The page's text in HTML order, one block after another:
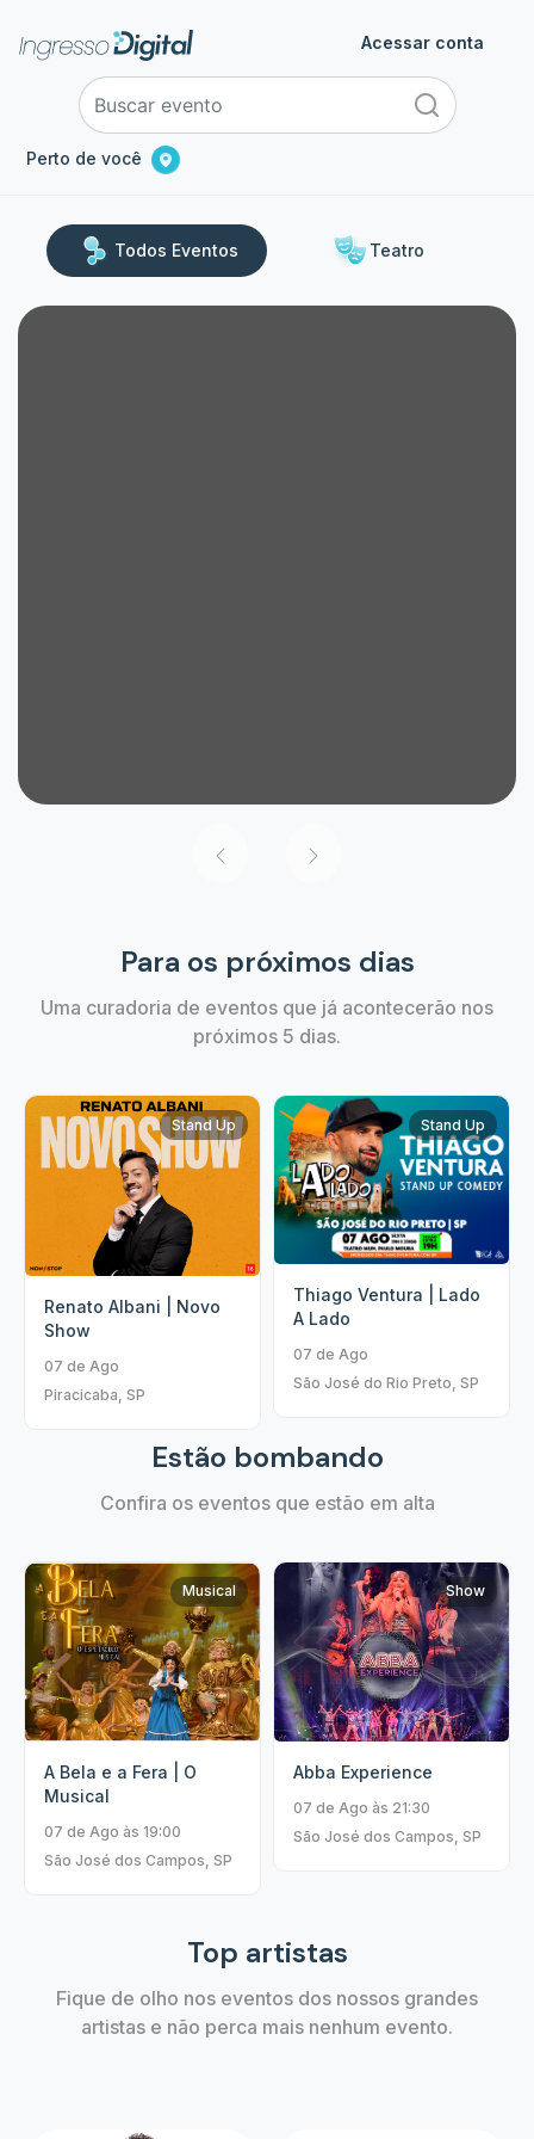
Perto de você
Acessar conta
Todos Eventos Teatro
Para os próximos dias
Uma curadoria de eventos que já acontecerão nos
próximos 5 dias.
Stand Up
Renato Albani | Novo
Show
07 de Ago
Piracicaba, SP
Stand Up
Thiago Ventura | Lado
A Lado
07 de Ago
São José do Rio Preto, SP
Estão bombando
Confira os eventos que estão em alta
Musical
A Bela e a Fera | O
Musical
07 de Ago às 19:00
São José dos Campos, SP
Show
Abba Experience
07 de Ago às 21:30
São José dos Campos, SP
Top artistas
Fique de olho nos eventos dos nossos grandes
artistas e não perca mais nenhum evento.